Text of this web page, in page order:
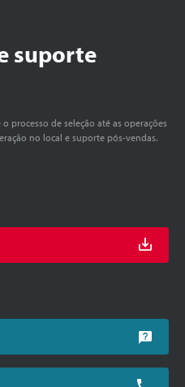
suporte
o processo de seleção até as operações
no local e suporte pós-vendas.